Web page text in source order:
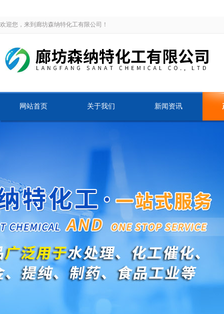
欢迎您，来到廊坊森纳特化工有限公司！
网站首页 关于我们 新闻资讯